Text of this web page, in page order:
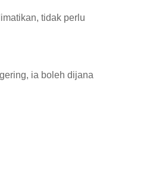
tidak perlu
ia boleh dijana